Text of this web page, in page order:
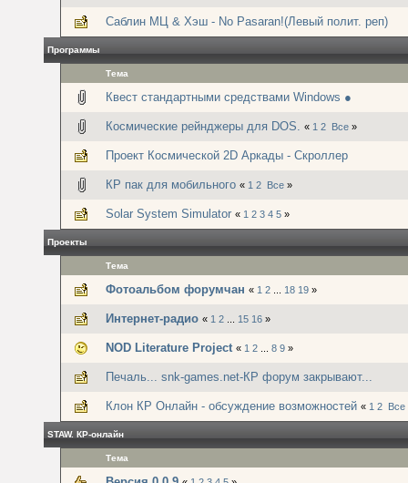
Саблин МЦ & Хэш - No Pasaran!(Левый полит. реп)
Программы
Тема
Квест стандартными средствами Windows ●
Космические рейнджеры для DOS. « 1 2 Все »
Проект Космической 2D Аркады - Скроллер
КР пак для мобильного « 1 2 Все »
Solar System Simulator « 1 2 3 4 5 »
Проекты
Тема
Фотоальбом форумчан « 1 2 18 19 »
Интернет-радио « 1 2 15 16 »
NOD Literature Project « 1 2 8 9 »
Печаль... snk-games.net-КР форум закрывают...
Клон КР Онлайн - обсуждение возможностей « 1 2 Все
STAW. КР-онлайн
Тема